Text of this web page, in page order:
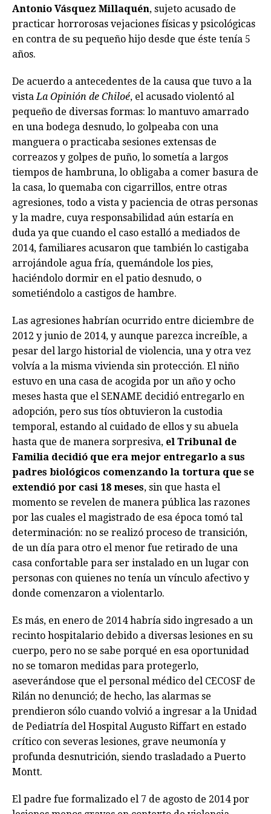
Antonio Vásquez Millaquén, sujeto acusado de
practicar horrorosas vejaciones físicas y psicológicas
en contra de su pequeño hijo desde que éste tenía 5
años.
De acuerdo a antecedentes de la causa que tuvo a la
vistaLa Opinión de Chiloé, el acusado violentó al
pequeño de diversas formas: lo mantuvo amarrado
en una bodega desnudo, lo golpeaba con una
manguera o practicaba sesiones extensas de
correazos y golpes de puño, lo sometía a largos
tiempos de hambruna, lo obligaba a comer basura de
la casa, lo quemaba con cigarrillos, entre otras
agresiones, todo a vista y paciencia de otras personas
y la madre, cuya responsabilidad aún estaría en
duda ya que cuando el caso estalló a mediados de
2014, familiares acusaron que también lo castigaba
arrojándole agua fría, quemándole los pies,
haciéndolo dormir en el patio desnudo, o
sometiéndolo a castigos de hambre.
Las agresiones habrían ocurrido entre diciembre de
2012 y junio de 2014, y aunque parezca increíble, a
pesar del largo historial de violencia, una y otra vez
volvía a la misma vivienda sin protección. El niño
estuvo en una casa de acogida por un año y ocho
meses hasta que el SENAME decidió entregarlo en
adopción, pero sus tíos obtuvieron la custodia
temporal, estando al cuidado de ellos y su abuela
hasta que de manera sorpresiva, el Tribunal de
Familia decidió que era mejor entregarlo a sus
padres biológicos comenzando la tortura que se
extendió por casi 18 meses, sin que hasta el
momento se revelen de manera pública las razones
por las cuales el magistrado de esa época tomó tal
determinación: no se realizó proceso de transición,
de un día para otro el menor fue retirado de una
casa confortable para ser instalado en un lugar con
personas con quienes no tenía un vínculo afectivo y
donde comenzaron a violentarlo.
Es más, en enero de 2014 habría sido ingresado a un
recinto hospitalario debido a diversas lesiones en su
cuerpo, pero no se sabe porqué en esa oportunidad
no se tomaron medidas para protegerlo,
aseverándose que el personal médico del CECOSF de
Rilán no denunció; de hecho, las alarmas se
prendieron sólo cuando volvió a ingresar a la Unidad
de Pediatría del Hospital Augusto Riffart en estado
crítico con severas lesiones, grave neumonía y
profunda desnutrición, siendo trasladado a Puerto
Montt.
El padre fue formalizado el 7 de agosto de 2014 por